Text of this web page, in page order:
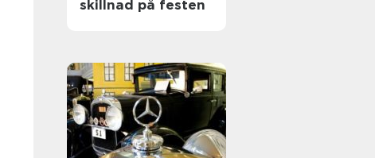
skillnad på festen